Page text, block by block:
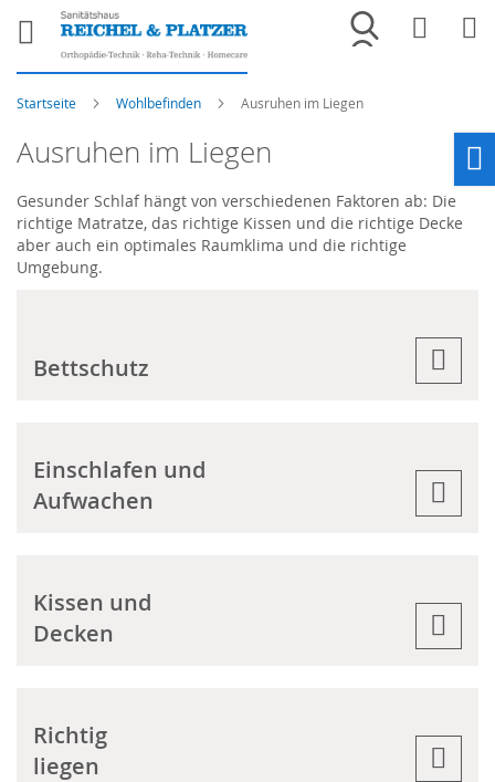
Merkliste
Startseite Wohlbefinden Ausruhen im Liegen
Ausruhen im Liegen
Gesunder Schlaf hängt von verschiedenen Faktoren ab: Die
richtige Matratze, das richtige Kissen und die richtige Decke
aber auch ein optimales Raumklima und die richtige
Umgebung.
Bettschutz
Einschlafen und
Aufwachen
Kissen und
Decken
Richtig
liegen